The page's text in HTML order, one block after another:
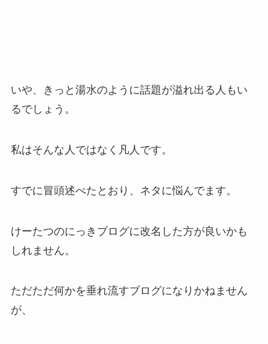
いや、きっと湯水のように話題が溢れ出る人もい
るでしょう。
私はそんな人ではなく凡人です。
すでに冒頭述べたとおり、ネタに悩んでます。
けーたつのにっきブログに改名した方が良いかも
しれません。
ただただ何かを垂れ流すブログになりかねません
が、